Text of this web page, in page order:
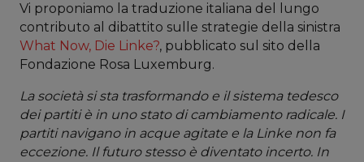
Vi proponiamo la traduzione italiana del lungo
contributo al dibattito sulle strategie della sinistra
What Now, Die Linke?, pubblicato sul sito della
Fondazione Rosa Luxemburg.
La società si sta trasformando e il sistema tedesco
dei partiti è in uno stato di cambiamento radicale. I
partiti navigano in acque agitate e la Linke non fa
eccezione. Il futuro stesso è diventato incerto. In